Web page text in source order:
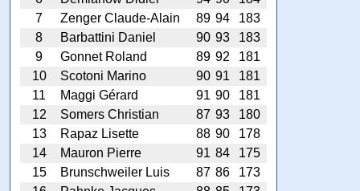
7
Zenger Claude-Alain 89 94
183
8
Barbattini Daniel 90 93
183
9
Gonnet Roland 89 92
181
10
Scotoni Marino 90 91
181
11
Maggi Gérard 91 90
181
12
Somers Christian 87 93
180
13
Rapaz Lisette 88 90
178
14
Mauron Pierre 91 84
175
15
Brunschweiler Luis 87 86
173